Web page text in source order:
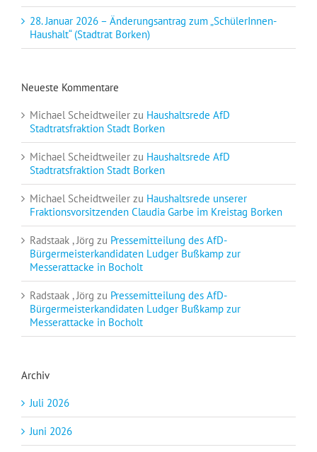
28. Januar 2026 – Änderungsantrag zum „SchülerInnen-
Haushalt“ (Stadtrat Borken)
Neueste Kommentare
Michael Scheidtweiler zu Haushaltsrede AfD
Stadtratsfraktion Stadt Borken
Michael Scheidtweiler zu Haushaltsrede AfD
Stadtratsfraktion Stadt Borken
Michael Scheidtweiler zu Haushaltsrede unserer
Fraktionsvorsitzenden Claudia Garbe im Kreistag Borken
Radstaak , Jörg zu Pressemitteilung des AfD-
Bürgermeisterkandidaten Ludger Bußkamp zur
Messerattacke in Bocholt
Radstaak , Jörg zu Pressemitteilung des AfD-
Bürgermeisterkandidaten Ludger Bußkamp zur
Messerattacke in Bocholt
Archiv
Juli 2026
Juni 2026